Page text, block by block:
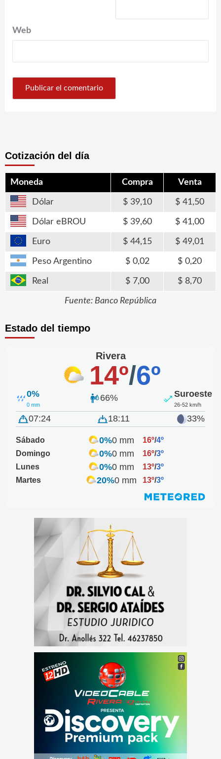
Web
Cotización del día
Moneda Compra Venta
Dólar 39,10 41,50
Dólar eBROU 39,60 41,00
Euro 44,15 49,01
Peso Argentino 0,02 0,20
Real 7,00 8,70
Fuente: Banco República
Estado del tiempo
Rivera
14º/6º
0%
0 mm
66% Suroeste
26-52 km/h
07:24 18:11 33%
Sábado 0%0 mm 16º/4º
Domingo
0%0 mm 16º/3º
Lunes
0%0 mm 13º/3º
Martes
20%0 mm 13º/3º